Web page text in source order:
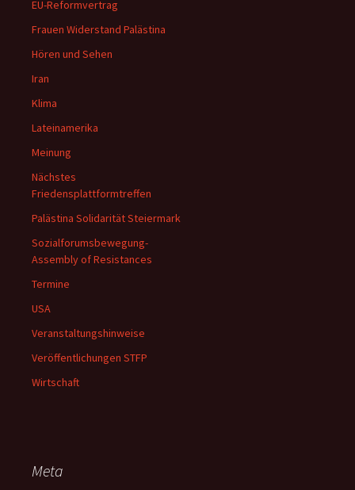
EU-Reformvertrag
Frauen Widerstand Palästina
Hören und Sehen
Iran
Klima
Lateinamerika
Meinung
Nächstes
Friedensplattformtreffen
Palästina Solidarität Steiermark
Sozialforumsbewegung-
Assembly of Resistances
Termine
USA
Veranstaltungshinweise
Veröffentlichungen STFP
Wirtschaft
Meta